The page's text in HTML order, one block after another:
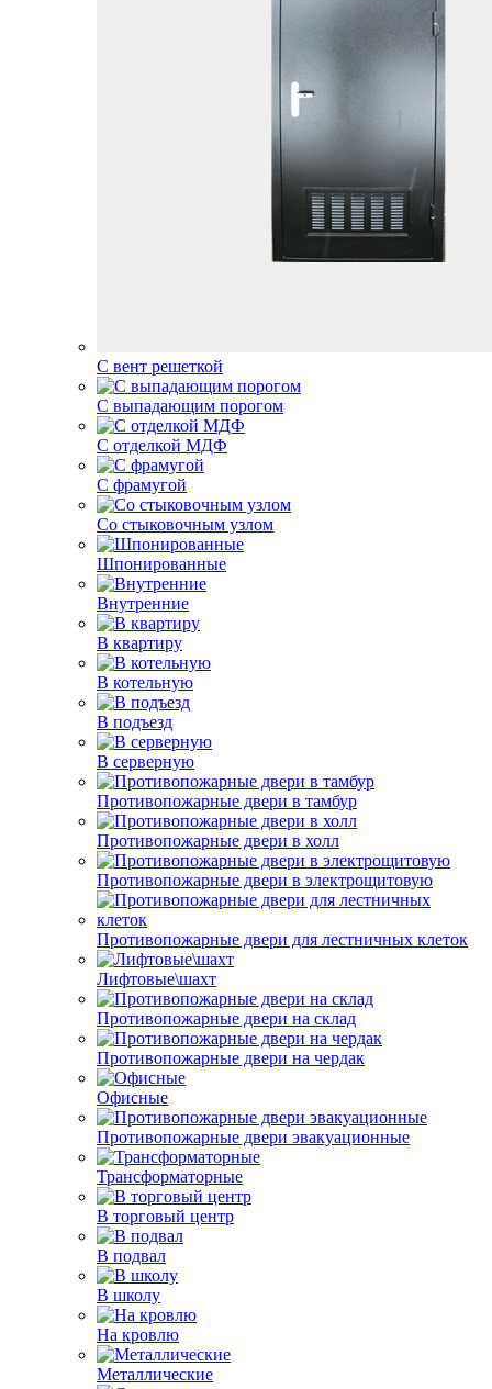
С вент решеткой
С выпадающим порогом
С отделкой МДФ
С фрамугой
Со стыковочным узлом
Шпонированные
Внутренние
В квартиру
В котельную
В подъезд
В серверную
Противопожарные двери в тамбур
Противопожарные двери в холл
Противопожарные двери в электрощитовую
Противопожарные двери для лестничных клеток
Лифтовые\шахт
Противопожарные двери на склад
Противопожарные двери на чердак
Офисные
Противопожарные двери эвакуационные
Трансформаторные
В торговый центр
В подвал
В школу
На кровлю
Металлические